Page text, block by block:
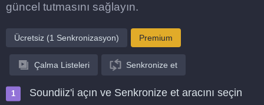
güncel tutmasını sağlayın.
Ücretsiz (1 Senkronizasyon) Premium
Çalma Listeleri Senkronize et
Soundiiz'i açın ve Senkronize et aracını seçin